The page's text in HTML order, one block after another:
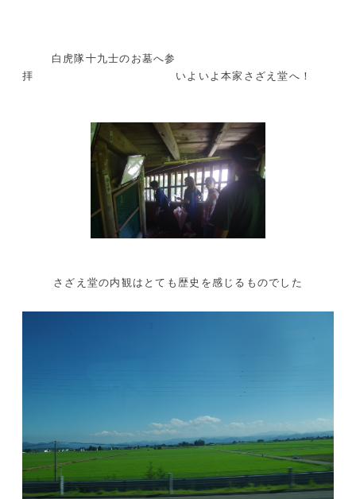
白虎隊十九士のお墓へ参
拝 いよいよ本家さざえ堂へ！
さざえ堂の内観はとても歴史を感じるものでした